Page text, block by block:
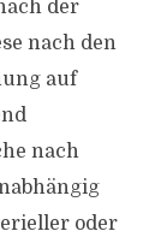
der
nach den
auf
nach
oder